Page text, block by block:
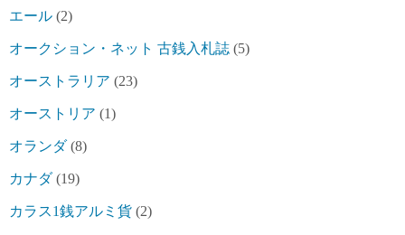
エール (2)
オークション・ネット 古銭入札誌 (5)
オーストラリア (23)
オーストリア (1)
オランダ(8)
カナダ(19)
カラス1銭アルミ貨 (2)